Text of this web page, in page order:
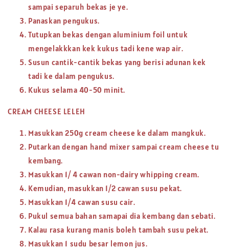
sampai separuh bekas je ye.
Panaskan pengukus.
Tutupkan bekas dengan aluminium foil untuk
mengelakkkan kek kukus tadi kene wap air.
Susun cantik-cantik bekas yang berisi adunan kek
tadi ke dalam pengukus.
Kukus selama 40-50 minit.
CREAM CHEESE LELEH
Masukkan 250g cream cheese ke dalam mangkuk.
Putarkan dengan hand mixer sampai cream cheese tu
kembang.
Masukkan 1/ 4 cawan non-dairy whipping cream.
Kemudian, masukkan 1/2 cawan susu pekat.
Masukkan 1/4 cawan susu cair.
Pukul semua bahan samapai dia kembang dan sebati.
Kalau rasa kurang manis boleh tambah susu pekat.
Masukkan 1 sudu besar lemon jus.